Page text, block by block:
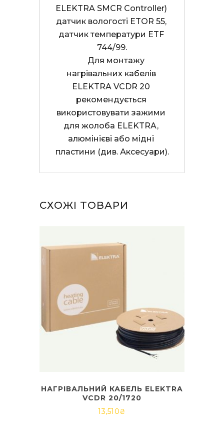
ELEKTRA SMCR Controller)
датчик вологості ETOR 55,
датчик температури ETF
744/99.
нагрівальних кабелів
ELEKTRA VCDR 20
рекомендується
використовувати зажими
для жолоба ELEKTRA,
алюмінієві або мідні
пластини (див. Аксесуари).
СХОЖІ ТОВАРИ
НАГРІВАЛЬНИЙ КАБЕЛЬ ELEKTRA
VCDR 20/1720
13,510₴